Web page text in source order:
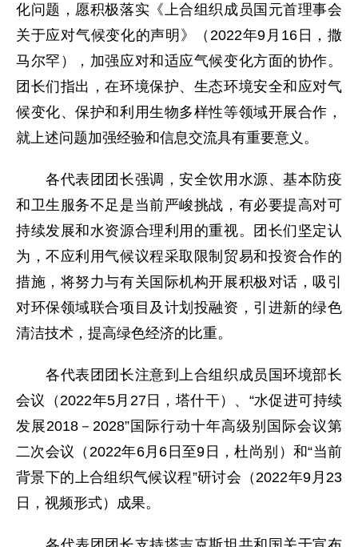
化问题，愿积极落实《上合组织成员国元首理事会
关于应对气候变化的声明》（2022年9月16日，撒
马尔罕），加强应对和适应气候变化方面的协作。
团长们指出，在环境保护、生态环境安全和应对气
候变化、保护和利用生物多样性等领域开展合作，
就上述问题加强经验和信息交流具有重要意义。
各代表团团长强调，安全饮用水源、基本防疫
和卫生服务不足是当前严峻挑战，有必要提高对可
持续发展和水资源合理利用的重视。团长们坚定认
为，不应利用气候议程采取限制贸易和投资合作的
措施，将努力与有关国际机构开展积极对话，吸引
对环保领域联合项目及计划投融资，引进新的绿色
清洁技术，提高绿色经济的比重。
各代表团团长注意到上合组织成员国环境部长
会议（2022年5月27日，塔什干）、“水促进可持续
发展2018－2028”国际行动十年高级别国际会议第
二次会议（2022年6月6日至9日，杜尚别）和“当前
背景下的上合组织气候议程”研讨会（2022年9月23
日，视频形式）成果。